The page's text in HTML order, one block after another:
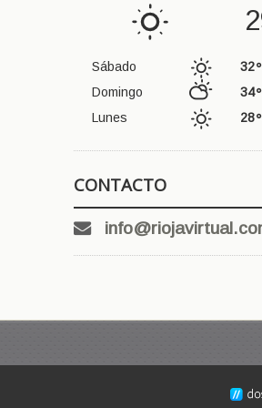
Sábado
32
Domingo
34
Lunes
28
CONTACTO